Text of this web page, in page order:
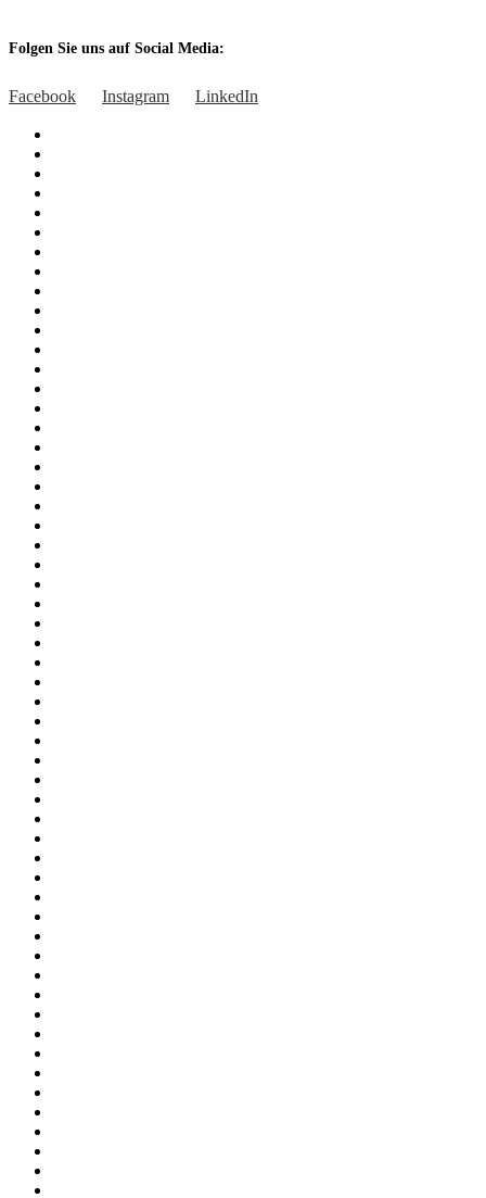
Folgen Sie uns auf Social Media:
Facebook Instagram LinkedIn